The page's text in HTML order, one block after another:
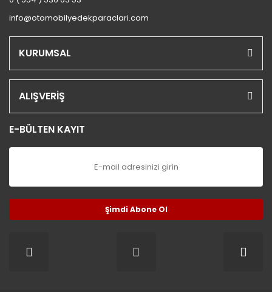
info@otomobilyedekparaclari.com
KURUMSAL
ALIŞVERİŞ
E-BÜLTEN KAYIT
Şimdi Abone Ol